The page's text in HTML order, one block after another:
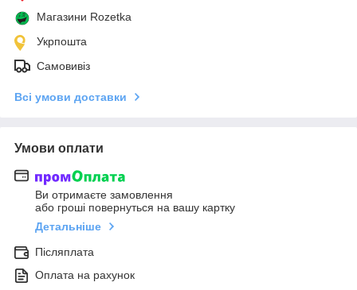
Магазини Rozetka
Укрпошта
Самовивіз
Всі умови доставки
Умови оплати
Ви отримаєте замовлення
або гроші повернуться на вашу картку
Детальніше
Післяплата
Оплата на рахунок